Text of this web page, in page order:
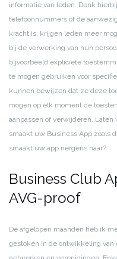
informatie van leden. Denk
telefoonnummers of de
kracht is, krijgen leden meer
bij de verwerking van hun
bijvoorbeeld expliciete
te mogen gebruiken voor
kunnen bewijzen dat ze deze
mogen op elk moment de
aanpassen of verwijderen. Laten
smaakt uw Business App zoals
smaakt uw app nergens naar?
Business Club
AVG-proof
De afgelopen maanden heb ik
gestoken in de ontwikkeling van